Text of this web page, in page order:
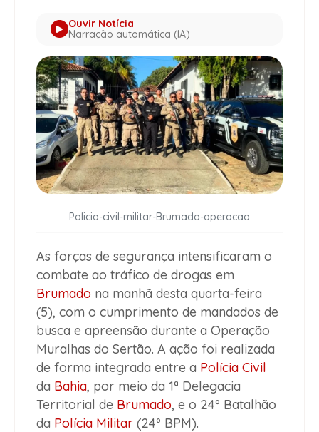
Ouvir Notícia
Narração automática (IA)
Policia-civil-militar-Brumado-operacao
As forças de segurança intensificaram o
combate ao tráfico de drogas em
Brumado na manhã desta quarta-feira
(5), com o cumprimento de mandados de
busca e apreensão durante a Operação
Muralhas do Sertão. A ação foi realizada
de forma integrada entre a Polícia Civil
da Bahia, por meio da 1ª Delegacia
Territorial de Brumado, e o 24º Batalhão
da Polícia Militar (24º BPM).